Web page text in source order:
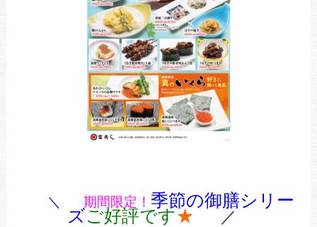
＼ 期間限定！ 季節の御膳シリー
ズご好評です★ ／